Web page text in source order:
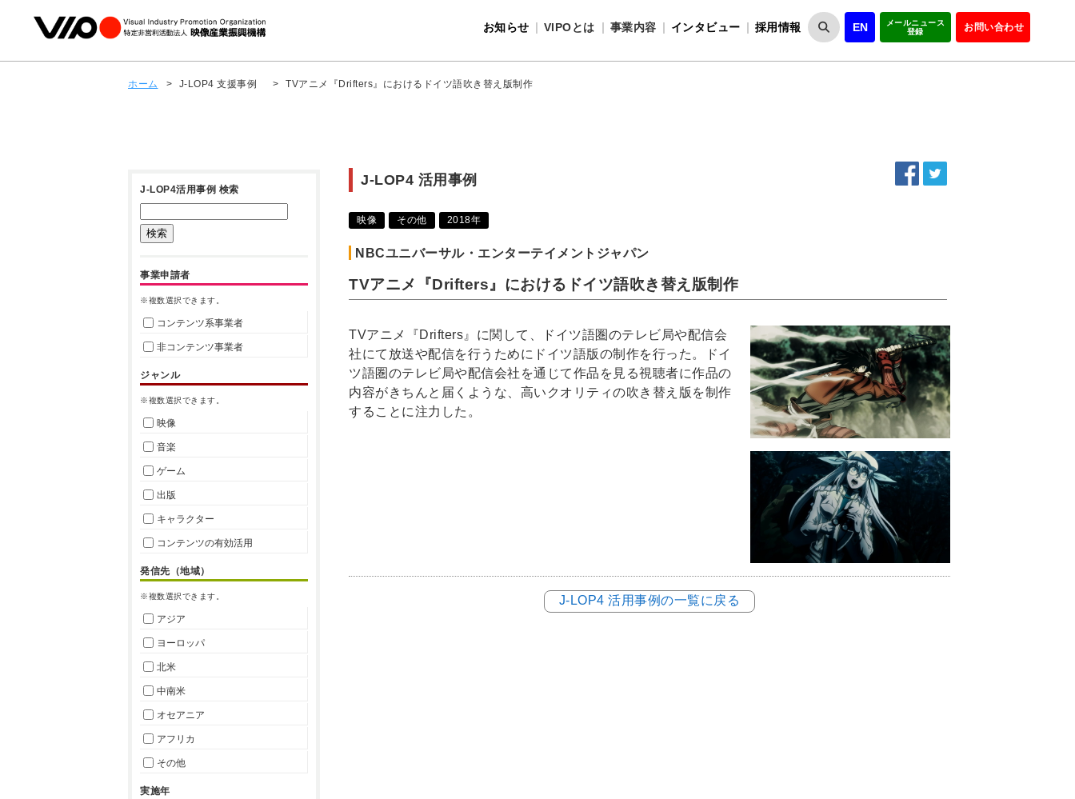
お知らせ VIPOとは
VIPOとは
事業内容
インタビュー 採用情報 EN
メールニュース
登録
お問い合わせ
ホーム > J-LOP4 支援事例 > TVアニメ『Drifters』におけるドイツ語吹き替え版制作
J-LOP4 活用事例
映像 その他 2018年
NBCユニバーサル・エンターテイメントジャパン
TVアニメ『Drifters』におけるドイツ語吹き替え版制作
TVアニメ『Drifters』に関して、ドイツ語圏のテレビ局や配信会
社にて放送や配信を行うためにドイツ語版の制作を行った。ドイ
ツ語圏のテレビ局や配信会社を通じて作品を見る視聴者に作品の
内容がきちんと届くような、高いクオリティの吹き替え版を制作
することに注力した。
J-LOP4 活用事例の一覧に戻る
J-LOP4活用事例 検索
事業申請者
※複数選択できます。
コンテンツ系事業者
非コンテンツ事業者
ジャンル
※複数選択できます。
映像
音楽
ゲーム
出版
キャラクター
コンテンツの有効活用
発信先（地域）
※複数選択できます。
アジア
ヨーロッパ
北米
中南米
オセアニア
アフリカ
その他
実施年